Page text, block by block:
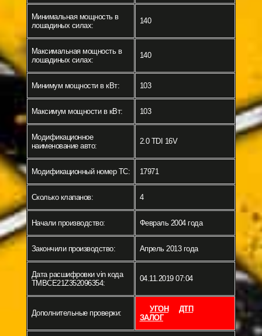
Минимальная мощность в
лошадиных силах:
140
Максимальная мощность в
лошадиных силах:
140
Минимум мощности в кВт: 103
Максимум мощности в кВт: 103
Модификационное
наименование авто:
2.0 TDI 16V
Модификационный номер ТС: 17971
Сколько клапанов: 4
Начали производство: Февраль 2004 года
Закончили производство: Апрель 2013 года
Дата расшифровки vin кода
TMBCE21Z352096354:
04.11.2019 07:04
Дополнительные проверки: УГОН
ДТП
ЗАЛОГ